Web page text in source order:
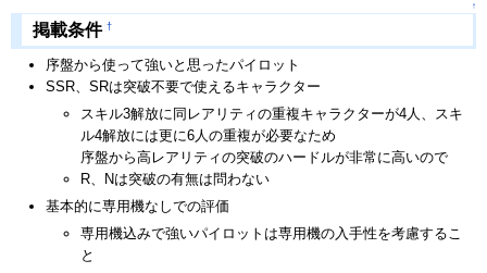
↑
掲載条件 †
序盤から使って強いと思ったパイロット
SSR、SRは突破不要で使えるキャラクター
スキル3解放に同レアリティの重複キャラクターが4人、スキ
ル4解放には更に6人の重複が必要なため
序盤から高レアリティの突破のハードルが非常に高いので
R、Nは突破の有無は問わない
基本的に専用機なしでの評価
専用機込みで強いパイロットは専用機の入手性を考慮するこ
と